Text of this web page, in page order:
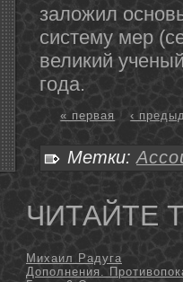
заложил
систему мер
великий
года.
« первая ‹
Метки:
ЧИТАЙТЕ
Михаил Радуга
Дополнения.